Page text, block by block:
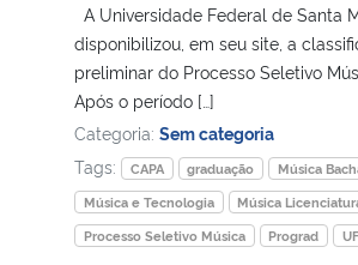
A Universidade Federal de Santa
disponibilizou, em seu site, a
preliminar do Processo Seletivo
Após o período […]
Categoria: Sem categoria
Tags:
CAPA graduação
Música
Música e Tecnologia
Música
Processo Seletivo Música
Prograd